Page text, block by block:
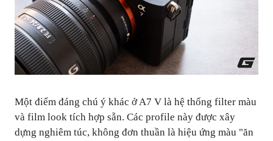
Một điểm đáng chú ý khác ở A7 V là hệ thống filter màu
và film look tích hợp sẵn. Các profile này được xây
dựng nghiêm túc, không đơn thuần là hiệu ứng màu "ăn